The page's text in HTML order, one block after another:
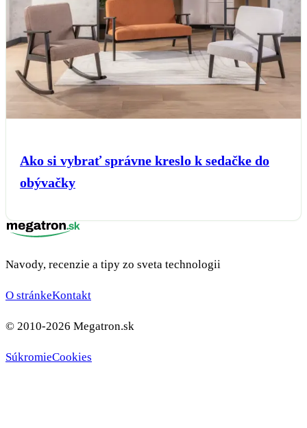
Ako si vybrať správne kreslo k sedačke do
obývačky
Navody, recenzie a tipy zo sveta technologii
O stránkeKontakt
© 2010-2026 Megatron.sk
SúkromieCookies